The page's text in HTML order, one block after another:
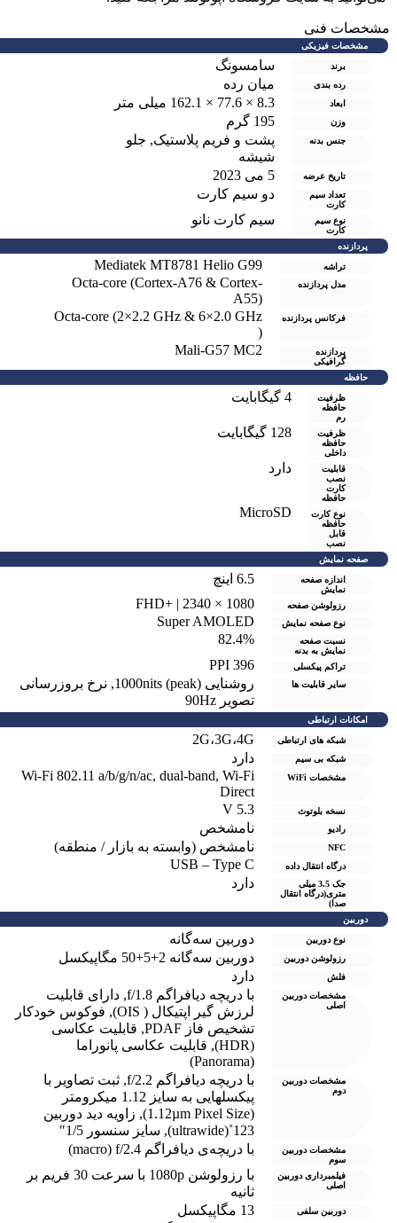
فنی
مشخصات فیزیکی
برند سامسونگ
رده بندی میان رده
ابعاد 8.3 × 77.6 × 162.1 میلی متر
وزن 195 گرم
جنس بدنه پشت و فریم پلاستیک,جلو
شیشه
تاریخ عرضه
تعداد سیم
کارت
دو سيم کارت
نوع سیم
کارت
سیم کارت نانو
پردازنده
تراشه Mediatek MT8781 Helio G99
مدل پردازنده
Octa-core (Cortex-A76 & Cortex-
A55)
فرکانس پردازنده
Octa-core (2×2.2 GHz & 6×2.0 GHz
پردازنده
گرافیکی
Mali-G57 MC2
حافظه
ظرفیت
حافظه
رم
ظرفیت
حافظه
داخلی
128 گیگابایت
قابلیت
نصب
کارت
حافظه
دارد
نوع کارت
حافظه
قابل
نصب
MicroSD
صفحه نمایش
اندازه صفحه
نمایش
6.5 اینچ
رزولوشن صفحه 1080 × 2340 | +FHD
نوع صفحه نمایش Super AMOLED
نسبت صفحه
نمایش به بدنه
82.4%
تراکم پیکسلی 396 PPI
سایر قابلیت ها روشنایی 1000nits (peak) ,نرخ بروزرسانی
تصویر 90Hz
امکانات ارتباطی
شبکه های ارتباطی 2G،3G،4G
شبکه بی سیم دارد
مشخصات WiFi
Wi-Fi 802.11 a/b/g/n/ac, dual-band, Wi-Fi
Direct
نسخه بلوتوث 5.3 V
رادیو نامشخص
NFC نامشخص (وابسته به بازار / منطقه)
درگاه انتقال داده USB – Type C
جک 3.5 میلی
متری(درگاه انتقال
صدا)
دارد
دوربین
نوع دوربین دوربین سه‌گانه
رزولوشن دوربين دوربین سه‌گانه 2+5+50 مگاپیکسل
فلش دارد
مشخصات دوربین
اصلی
با دریچه دیافراگم f/1.8 ,دارای قابلیت
لرزش گیر اپتیکال ( OIS)
,فوکوس خودکار
تشخیص فاز PDAF
,قابلیت عکاسی
,قابلیت عکاسی پانوراما
مشخصات دوربین
دوم
با دریچه دیافراگم f/2.2 ,ثبت تصاویر با
پیکسل‎هایی به سایز 1.12 میکرومتر
,زاویه دید دوربین
123˚(ultrawide)
,سایز سنسور 1/5″
مشخصات دوربین
سوم
با دریچه‌ی دیافراگم macro) f/2.4)
فیلمبرداری دوربین
اصلی
با رزولوشن 1080p با سرعت 30 فریم بر
ثانیه
دوربین سلفی
13 مگاپیکسل